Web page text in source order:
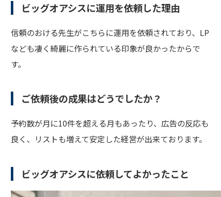
ビッグオアシスに運用を依頼した理由
信頼のおける先生がこちらに運用を依頼されており、LP
なども凄く綺麗に作られている印象が良かったからで
す。
ご依頼後の成果はどうでしたか？
予約数が月に10件を超える月もあったり、広告の反応も
良く、リストも増えて安定した経営が出来ております。
ビッグオアシスに依頼してよかったこと